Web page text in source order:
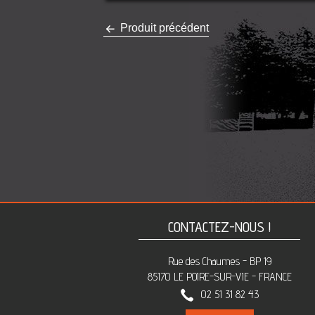
Produit précédent
CONTACTEZ-NOUS !
Rue des Chaumes - BP 19
85170 LE POIRE-SUR-VIE - FRANCE
02 51 31 82 43